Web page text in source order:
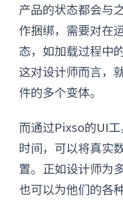
产品的状态都会与
作捆绑，需要对在
态，如加载过程中
这对设计师而言，
件的多个变体。
而通过Pixso的UI
时间，可以将真实
置。正如设计师为
也可以为他们的各